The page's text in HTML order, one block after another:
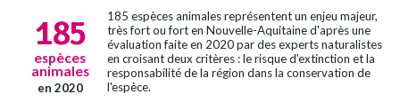
185
espèces
animales
en 2020
185 espèces animales représentent un enjeu majeur,
très fort ou fort en Nouvelle-Aquitaine d'après une
évaluation faite en 2020 par des experts naturalistes
en croisant deux critères : le risque d'extinction et la
responsabilité de la région dans la conservation de
l'espèce.